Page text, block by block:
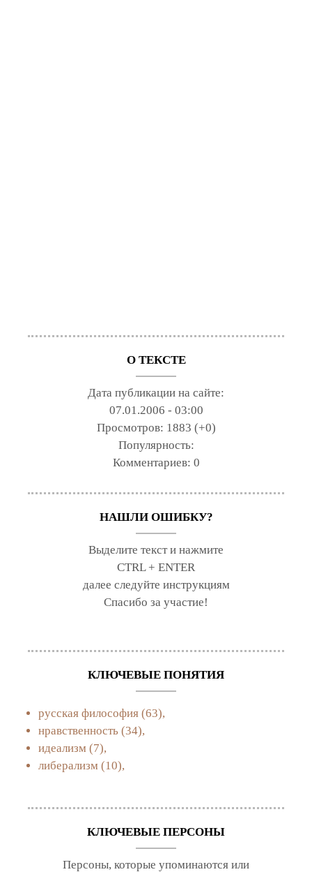
О ТЕКСТЕ
Дата публикации на сайте:
07.01.2006 - 03:00
Просмотров: 1883 (+0)
Популярность:
Комментариев: 0
НАШЛИ ОШИБКУ?
Выделите текст и нажмите
CTRL + ENTER
далее следуйте инструкциям
Спасибо за участие!
КЛЮЧЕВЫЕ ПОНЯТИЯ
русская философия (63),
нравственность (34),
идеализм (7),
либерализм (10),
КЛЮЧЕВЫЕ ПЕРСОНЫ
Персоны, которые упоминаются или